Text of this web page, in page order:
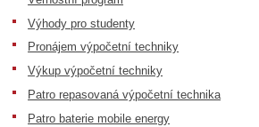
Výhody pro studenty
Pronájem výpočetní techniky
Výkup výpočetní techniky
Patro repasovaná výpočetní technika
Patro baterie mobile energy